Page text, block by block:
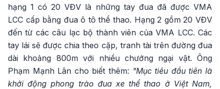
hạng 1 có 20 VĐV là những tay đua đã được VMA
LCC cấp bằng đua ô tô thể thao. Hạng 2 gồm 20 VĐV
đến từ các câu lạc bộ thành viên của VMA LCC. Các
tay lái sẽ được chia theo cặp, tranh tài trên đường đua
dài khoảng 800m với nhiều chướng ngại vật. Ông
Phạm Mạnh Lân cho biết thêm: "Mục tiêu đầu tiên là
khởi động phong trào đua xe thể thao ở Việt Nam,